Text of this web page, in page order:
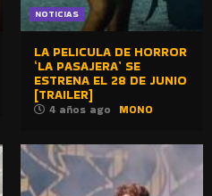
NOTICIAS
LA PELICULA DE HORROR
‘LA PASAJERA’ SE
ESTRENA EL 28 DE JUNIO
[TRAILER]
4 años ago MONO